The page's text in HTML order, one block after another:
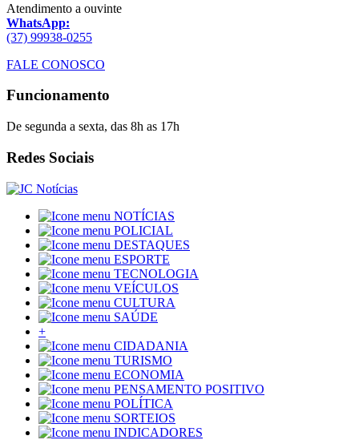
Atendimento a ouvinte
WhatsApp:
(37) 99938-0255
FALE CONOSCO
Funcionamento
De segunda a sexta, das 8h as 17h
Redes Sociais
NOTÍCIAS
POLICIAL
DESTAQUES
ESPORTE
TECNOLOGIA
VEÍCULOS
CULTURA
SAÚDE
+
CIDADANIA
TURISMO
ECONOMIA
PENSAMENTO POSITIVO
POLÍTICA
SORTEIOS
INDICADORES